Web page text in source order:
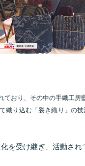
ており、その中の手織工房
織り込む「裂き織り」の
を受け継ぎ、活動され